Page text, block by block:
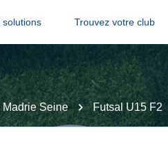
solutions Trouvez votre club
Madrie Seine Futsal U15 F2